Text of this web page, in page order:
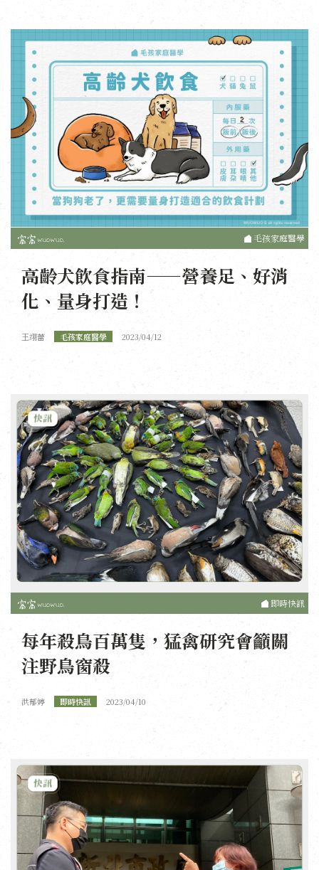
毛孩家庭醫學
高齡犬飲食指南——營養足、好消
化、量身打造！
王翊蕾 毛孩家庭醫學 2023/04/12
即時快訊
每年殺鳥百萬隻，猛禽研究會籲關
注野鳥窗殺
洪郁婷 即時快訊 2023/04/10